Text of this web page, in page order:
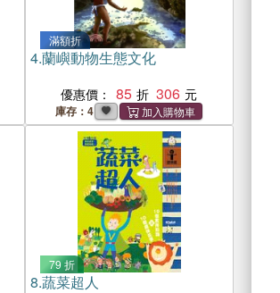
滿額折
4.蘭嶼動物生態文化
優惠價： 85 306
庫存：4
79 折
8.蔬菜超人